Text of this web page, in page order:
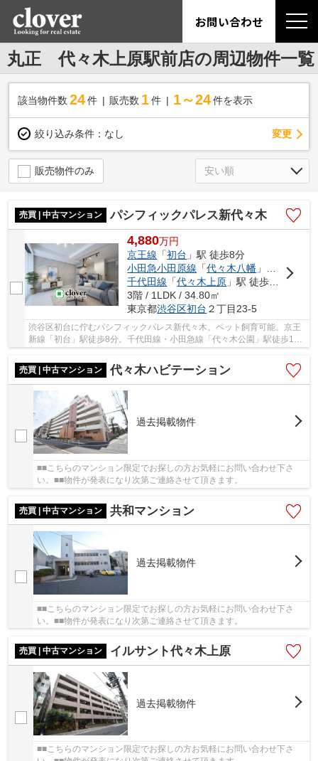
お問い合わせ
丸正 代々木上原駅前店の周辺物件一覧
該当物件数 24件 販売数 1 件 1～24 件を表示
絞り込み条件： なし 変更
販売物件のみ
売買 | 中古マンション パシフィックパレス新代々木
4,880万円
京王線 「初台 」駅 徒歩8分
小田急小田原線 「代々木八幡 」駅 徒歩12分
千代田線 「代々木上原 」駅 徒歩16分
3階 / 1LDK / 34.80㎡
東京都渋谷区初台 ２丁目23-5
渋谷区初台に佇むパシフィックパレス新代々木。ペット飼育可能。京王
新線「初台」駅徒歩8分。千代田線・小田急線「代々木公園」駅徒歩12
分と利便性に富んだ立地です。周辺には買い物施...
売買 | 中古マンション
代々木ハビテーション
過去掲載物件
■■こちらのマンション限定でお探しの方お気軽にお問い合わせ下さ
い。■■物件が発表になり次第ご連絡させて頂きます。
売買 | 中古マンション 共和マンション
過去掲載物件
■■こちらのマンション限定でお探しの方お気軽にお問い合わせ下さ
い。■■物件が発表になり次第ご連絡させて頂きます。
売買 | 中古マンション イルサント代々木上原
過去掲載物件
■■こちらのマンション限定でお探しの方お気軽にお問い合わせ下さ